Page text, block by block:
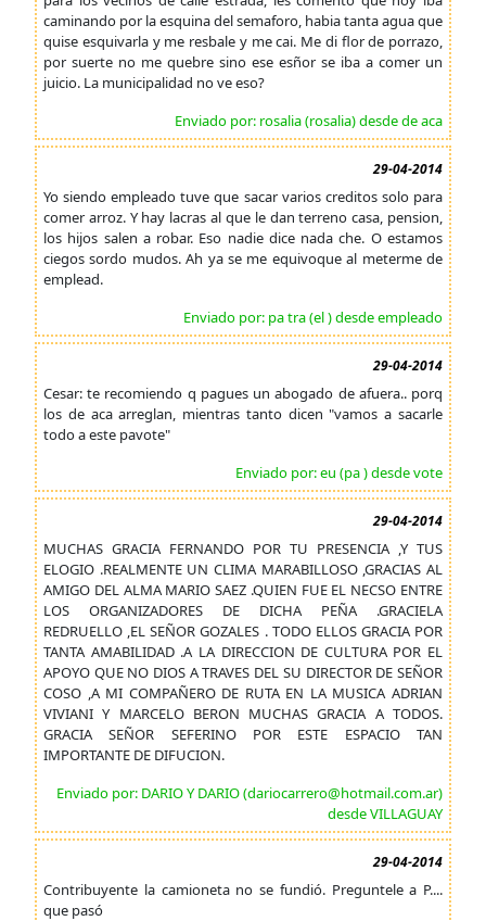
caminando por la esquina del semaforo, habia tanta agua que
quise esquivarla y me resbale y me cai. Me di flor de porrazo,
por suerte no me quebre sino ese esñor se iba a comer un
juicio. La municipalidad no ve eso?
Enviado por: rosalia (rosalia) desde de aca
29-04-2014
Yo siendo empleado tuve que sacar varios creditos solo para
comer arroz. Y hay lacras al que le dan terreno casa, pension,
los hijos salen a robar. Eso nadie dice nada che. O estamos
ciegos sordo mudos. Ah ya se me equivoque al meterme de
emplead.
Enviado por: pa tra (el ) desde empleado
29-04-2014
Cesar: te recomiendo q pagues un abogado de afuera.. porq
los de aca arreglan, mientras tanto dicen "vamos a sacarle
todo a este pavote"
Enviado por: eu (pa ) desde vote
29-04-2014
MUCHAS GRACIA FERNANDO POR TU PRESENCIA ,Y TUS
ELOGIO .REALMENTE UN CLIMA MARABILLOSO ,GRACIAS AL
AMIGO DEL ALMA MARIO SAEZ .QUIEN FUE EL NECSO ENTRE
LOS ORGANIZADORES DE DICHA PEÑA .GRACIELA
REDRUELLO ,EL SEÑOR GOZALES . TODO ELLOS GRACIA POR
TANTA AMABILIDAD .A LA DIRECCION DE CULTURA POR EL
APOYO QUE NO DIOS A TRAVES DEL SU DIRECTOR DE SEÑOR
COSO ,A MI COMPAÑERO DE RUTA EN LA MUSICA ADRIAN
VIVIANI Y MARCELO BERON MUCHAS GRACIA A TODOS.
GRACIA SEÑOR SEFERINO POR ESTE ESPACIO TAN
IMPORTANTE DE DIFUCION.
Enviado por: DARIO Y DARIO (dariocarrero@hotmail.com.ar)
desde VILLAGUAY
29-04-2014
Contribuyente la camioneta no se fundió. Preguntele a P....
que pasó